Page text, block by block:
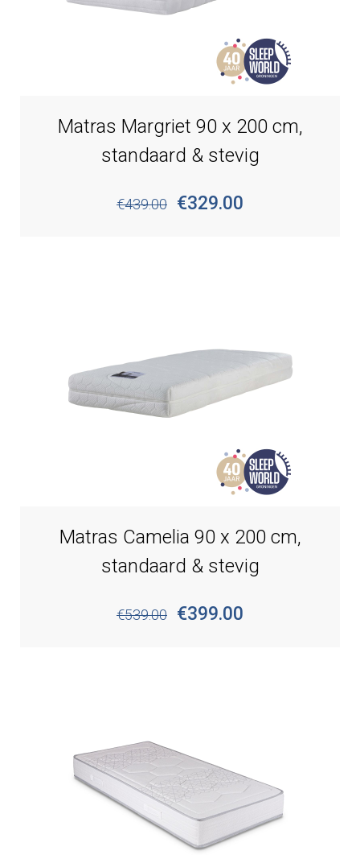
Matras Margriet 90 x 200 cm,
standaard & stevig
€439.00 €329.00
Matras Camelia 90 x 200 cm,
standaard & stevig
€539.00 €399.00